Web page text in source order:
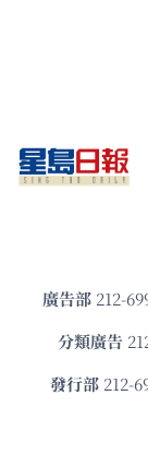
廣告部212-
分類廣告
發⾏部 212-